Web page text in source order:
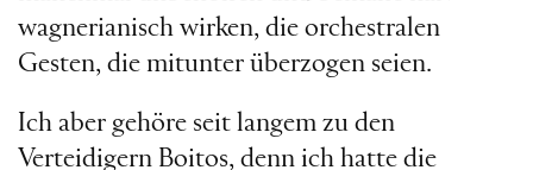
wagnerianisch wirken, die orchestralen
Gesten, die mitunter überzogen seien.
Ich aber gehöre seit langem zu den
Verteidigern Boitos, denn ich hatte die